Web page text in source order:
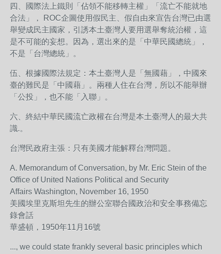
四、國際法上鐵則「佔領不能移轉主權」「流亡不能就地
合法」， ROC企圖使用假民主、假自由來宣告台灣已由選
舉變成民主國家，引誘本土臺灣人要用選舉奪統治權，這
是不可能的妄想。因為，選出來的是「中華民國總統」，
不是「台灣總統」。
伍、根據國際法規定：本土臺灣人是「無國藉」，中國來
臺的難民是「中國藉」。兩種人住在台灣，所以不能舉辦
「公投」，也不能「入聯」。
六、終結中華民國流亡政權在台灣是本土臺灣人的最大共
識.。
台灣民政府主張：只有美國才能解釋台灣問題。
A. Memorandum of Conversation, by Mr. Eric Stein of the
Office of United Nations Political and Security
Affairs Washington, November 16, 1950
美國埃里克斯坦先生的辦公室聯合國政治和安全事務備忘
錄會話
華盛頓，1950年11月16號
..., we could state frankly several basic principles which